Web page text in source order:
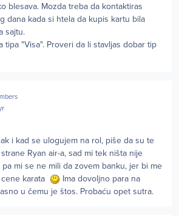
blesava. Mozda treba da kontaktiras
dana kada si htela da kupis kartu bila
sajtu.
tipa "Visa". Proveri da li stavljas dobar tip
i kad se ulogujem na rol, piše da su te
Ryan air-a, sad mi tek ništa nije
pa mi se ne mili da zovem banku, jer bi me
karata
Ima dovoljno para na
u čemu je štos. Probaću opet sutra.